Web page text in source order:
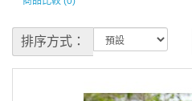
排序方式：